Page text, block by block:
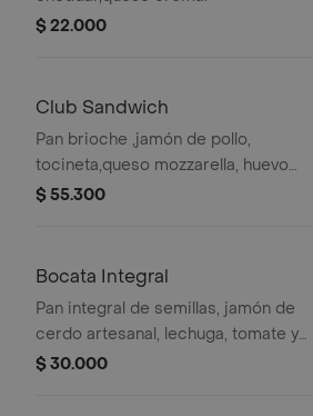
$ 22.000
Club Sandwich
Pan brioche ,jamón de pollo,
tocineta,queso mozzarella, huevo
cocido, tomate fresco, pepinillos
acompañado de papas a la francesas
$ 55.300
Bocata Integral
Pan integral de semillas, jamón de
cerdo artesanal, lechuga, tomate y
mayonesa casera
$ 30.000